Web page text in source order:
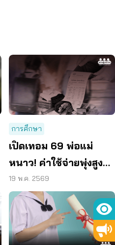
การศึกษา
เปิดเทอม 69 พ่อแม่
หนาว! ค่าใช้จ่ายพุ่งสูงสุด
รอบ 17 ปี “เรียนฟรีไม่มี
จริง”
19 พ.ค. 2569